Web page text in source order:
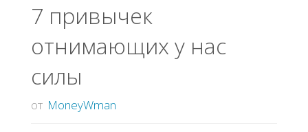
домашних
7 привычек
отнимающих у нас
силы
от MoneyWman